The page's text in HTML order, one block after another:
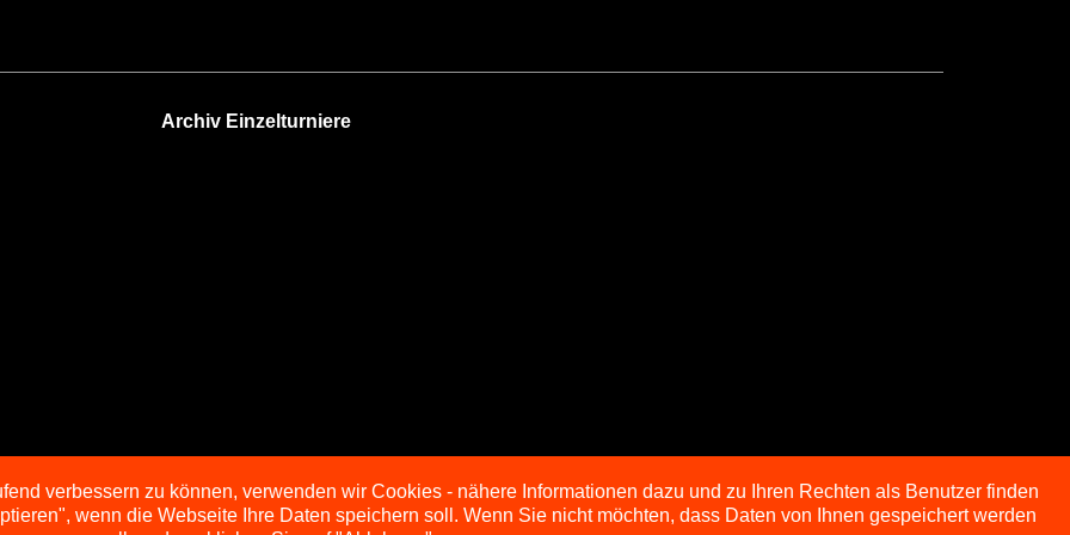
Archiv Einzelturniere
verbessern zu können, verwenden wir Cookies - nähere Informationen dazu und zu Ihren Rechten als Benutzer finden
wenn die Webseite Ihre Daten speichern soll. Wenn Sie nicht möchten, dass Daten von Ihnen gespeichert werden